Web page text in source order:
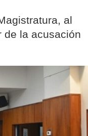
al
de la acusación